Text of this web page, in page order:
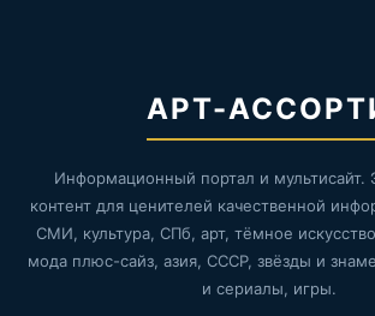
АРТ-
Информационный портал и мультисайт.
контент для ценителей качественной
СМИ, культура, СПб, арт, тёмное
мода плюс-сайз, азия, СССР, звёзды и
и сериалы, игры.